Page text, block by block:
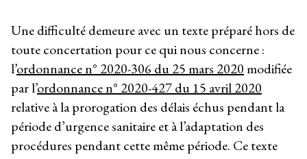
Une difficulté demeure avec un texte préparé hors de
toute concertation pour ce qui nous concerne :
l’ordonnance n° 2020-306 du 25 mars 2020modifiée
par l’ordonnance n° 2020-427 du 15 avril 2020
relative à la prorogation des délais échus pendant la
période d’urgence sanitaire et à l’adaptation des
procédures pendant cette même période. Ce texte